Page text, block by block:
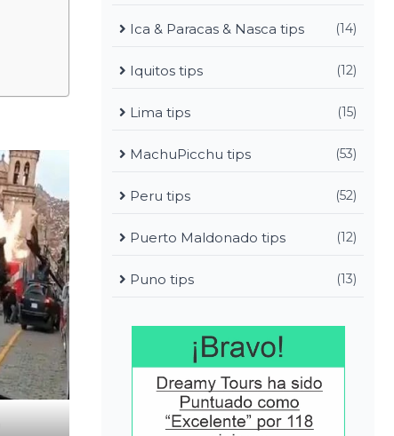
Ica & Paracas & Nasca tips (14)
Iquitos tips (12)
Lima tips (15)
MachuPicchu tips (53)
Peru tips (52)
Puerto Maldonado tips (12)
Puno tips (13)